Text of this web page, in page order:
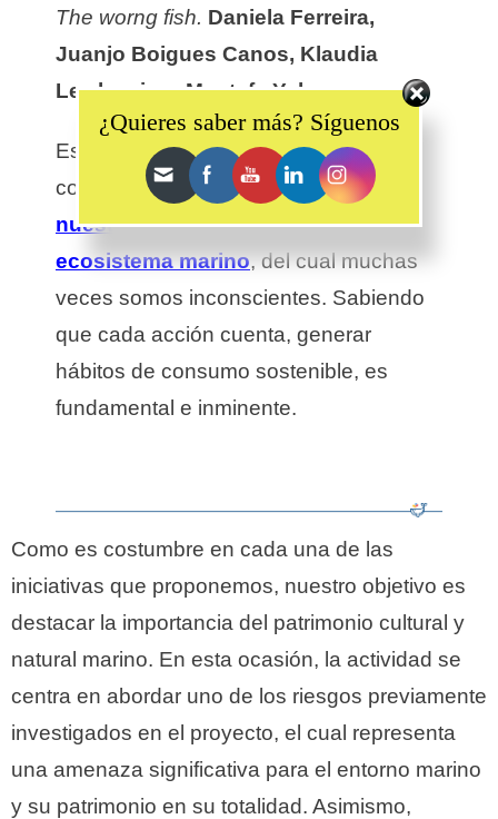
The worng fish. Daniela Ferreira,
Juanjo Boigues Canos, Klaudia
Lewkowicz , Mustafa Yaka.
Este cortometraje pretende generar
conciencia sobre
el impacto que
nuestras acciones tienen en el
ecosistema marino, del cual muchas
veces somos inconscientes. Sabiendo
que cada acción cuenta, generar
hábitos de consumo sostenible, es
fundamental e inminente.
Como es costumbre en cada una de las
iniciativas que proponemos, nuestro objetivo es
destacar la importancia del patrimonio cultural y
natural marino. En esta ocasión, la actividad se
centra en abordar uno de los riesgos previamente
investigados en el proyecto, el cual representa
una amenaza significativa para el entorno marino
y su patrimonio en su totalidad. Asimismo,
¿Quieres saber más? Síguenos
Set Youtube Channel ID